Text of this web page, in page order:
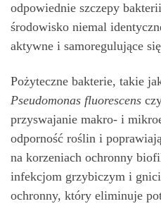
odpowiednie szczepy
środowisko niemal
aktywne i samoregulujące
Pożyteczne bakterie, takie
Pseudomonas fluorescens
przyswajanie makro- i
odporność roślin i
na korzeniach ochronny
infekcjom grzybiczym i
ochronny, który eliminuje